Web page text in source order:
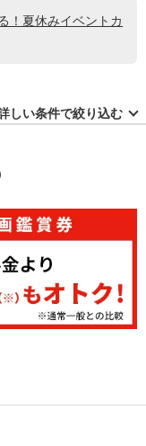
！夏休みイベントカ
しい条件で絞り込む